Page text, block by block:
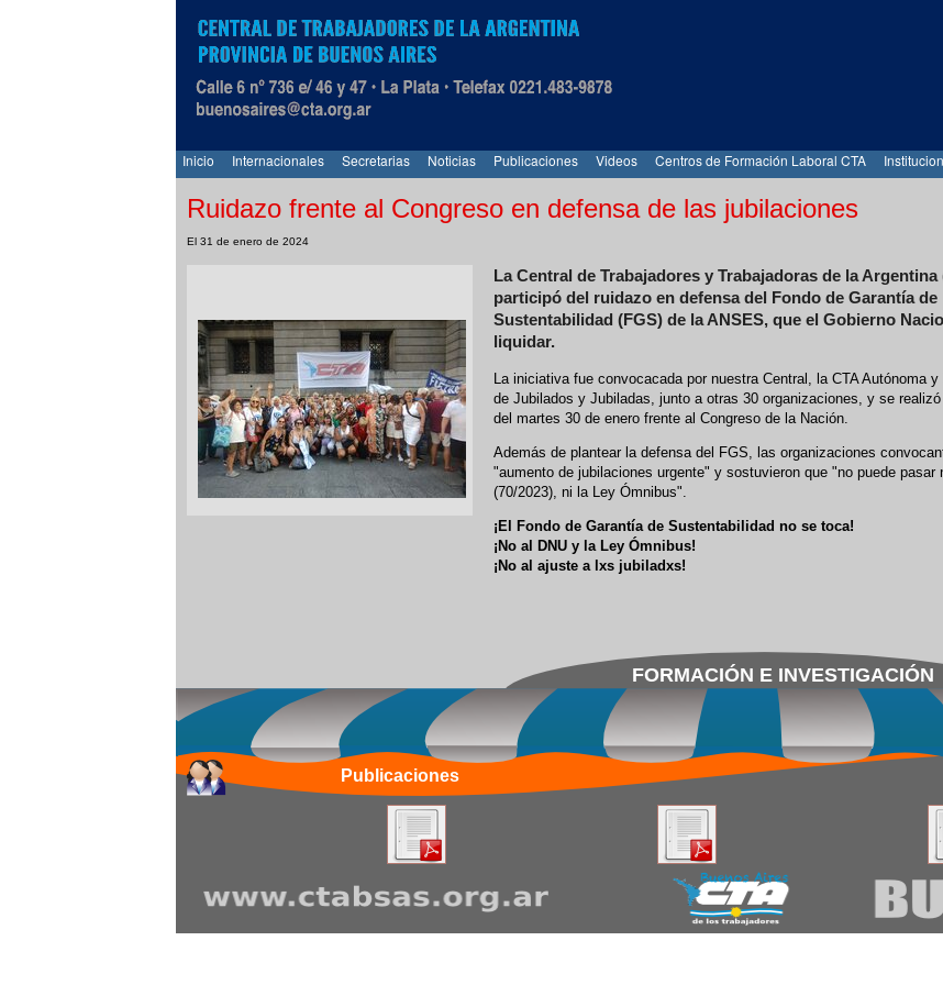
Inicio Internacionales Secretarias Noticias Publicaciones Videos Centros de Formación Laboral CTA
Ruidazo frente al Congreso en defensa de las jubilaciones
El 31 de enero de 2024
La Central de Trabajadores y Trabajadoras de la Argentina
participó del ruidazo en defensa del Fondo de Garantía de
Sustentabilidad (FGS) de la ANSES, que el Gobierno
liquidar.
La iniciativa fue convocacada por nuestra Central, la CTA Autónoma
de Jubilados y Jubiladas, junto a otras 30 organizaciones, y se
del martes 30 de enero frente al Congreso de la Nación.
Además de plantear la defensa del FGS, las organizaciones
"aumento de jubilaciones urgente" y sostuvieron que "no puede pasar
(70/2023), ni la Ley Ómnibus".
¡El Fondo de Garantía de Sustentabilidad no se toca!
¡No al DNU y la Ley Ómnibus!
¡No al ajuste a lxs jubiladxs!
FORMACIÓN E INVESTIGACIÓN
Publicaciones